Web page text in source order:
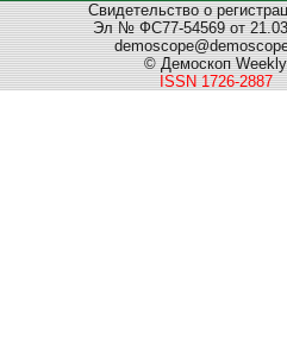
Свидетельство о
Эл № ФС77-54569 от
© Демоскоп Weekly
ISSN 1726-2887